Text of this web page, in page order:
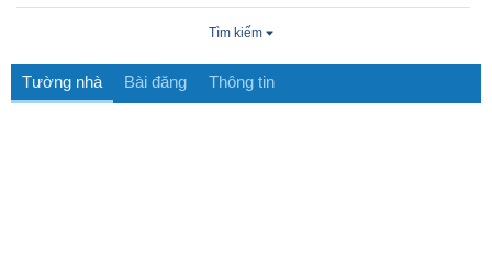
Tìm kiếm
Tường nhà Bài đăng Thông tin